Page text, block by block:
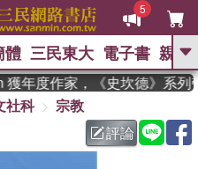
5
GO
東野圭吾 、
父親節 、 如果歷
暑期推薦 、 國際布克
體 三民東大 電子書 親子
度作家，《史坎德》系列
社科
宗教
評論